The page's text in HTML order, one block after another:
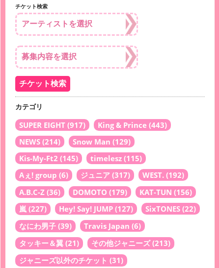
チケット検索
カテゴリ
SUPER EIGHT (917) King & Prince (443)
NEWS (214) Snow Man (129)
Kis-My-Ft2 (145) timelesz (115)
Aぇ! group (6) ジュニア (317) WEST. (192)
A.B.C-Z (36) DOMOTO (179) KAT-TUN (156)
嵐 (227) Hey! Say! JUMP (127) SixTONES (22)
なにわ男子 (39) Travis Japan (6)
タッキー＆翼 (21) その他ジャニーズ(213)
ジャニーズ以外のチケット (31)